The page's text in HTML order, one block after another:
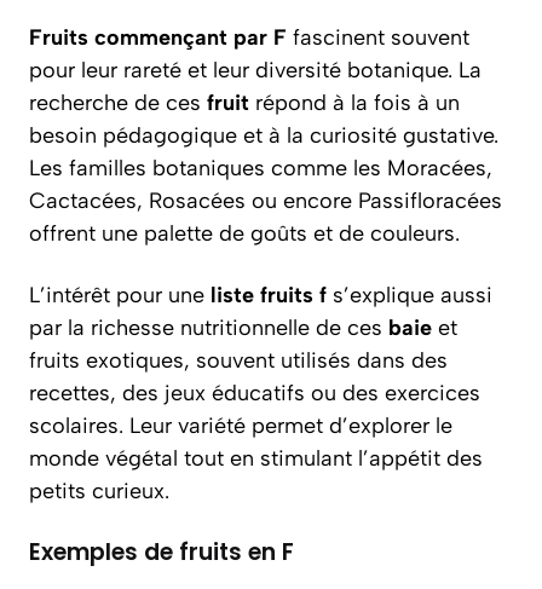
Fruits commençant par F fascinent souvent
pour leur rareté et leur diversité botanique. La
recherche de ces fruit répond à la fois à un
besoin pédagogique et à la curiosité gustative.
Les familles botaniques comme les Moracées,
Cactacées, Rosacées ou encore Passifloracées
offrent une palette de goûts et de couleurs.
L’intérêt pour une liste fruits f s’explique aussi
par la richesse nutritionnelle de ces baie et
fruits exotiques, souvent utilisés dans des
recettes, des jeux éducatifs ou des exercices
scolaires. Leur variété permet d’explorer le
monde végétal tout en stimulant l’appétit des
petits curieux.
Exemples de fruits en F